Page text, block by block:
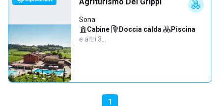
Sona
Cabine· Doccia calda· Piscina·
e altri 3…
1